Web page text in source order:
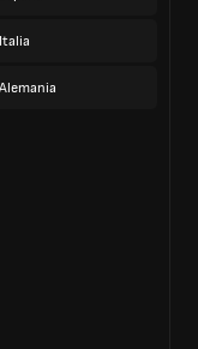
Italia
Alemania